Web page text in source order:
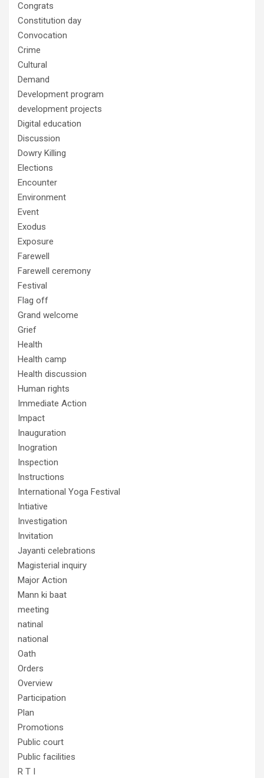
Congrats
Constitution day
Convocation
Crime
Cultural
Demand
Development program
development projects
Digital education
Discussion
Dowry Killing
Elections
Encounter
Environment
Event
Exodus
Exposure
Farewell
Farewell ceremony
Festival
Flag off
Grand welcome
Grief
Health
Health camp
Health discussion
Human rights
Immediate Action
Impact
Inauguration
Inogration
Inspection
Instructions
International Yoga Festival
Intiative
Investigation
Invitation
Jayanti celebrations
Magisterial inquiry
Major Action
Mann ki baat
meeting
natinal
national
Oath
Orders
Overview
Participation
Plan
Promotions
Public court
Public facilities
R T I